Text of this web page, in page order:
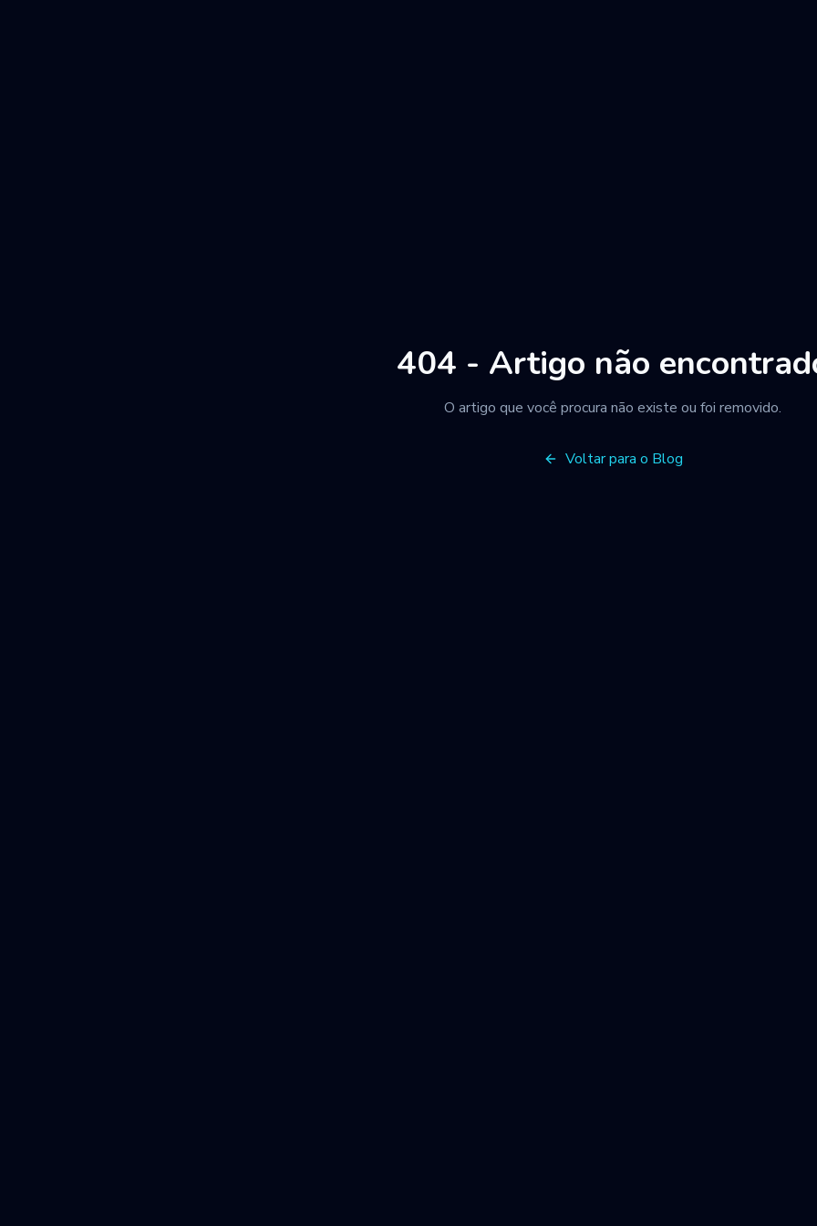
404 - Artigo não
O artigo que você procura não existe ou foi removido.
Voltar para o Blog